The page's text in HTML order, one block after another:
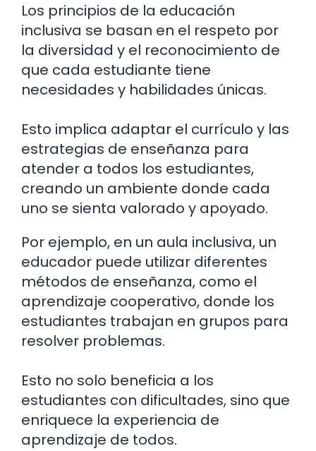
Los principios de la educación
inclusiva se basan en el respeto por
la diversidad y el reconocimiento de
que cada estudiante tiene
necesidades y habilidades únicas.
Esto implica adaptar el currículo y las
estrategias de enseñanza para
atender a todos los estudiantes,
creando un ambiente donde cada
uno se sienta valorado y apoyado.
Por ejemplo, en un aula inclusiva, un
educador puede utilizar diferentes
métodos de enseñanza, como el
aprendizaje cooperativo, donde los
estudiantes trabajan en grupos para
resolver problemas.
Esto no solo beneficia a los
estudiantes con dificultades, sino que
enriquece la experiencia de
aprendizaje de todos.